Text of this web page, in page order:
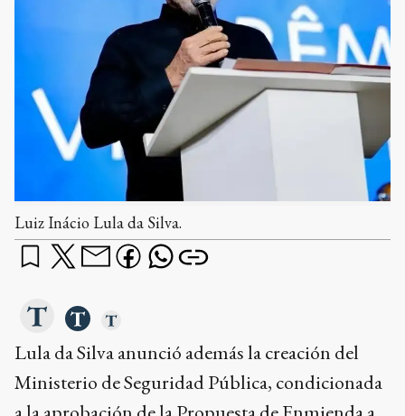
Luiz Inácio Lula da Silva.
Lula da Silva anunció además la creación del
Ministerio de Seguridad Pública, condicionada